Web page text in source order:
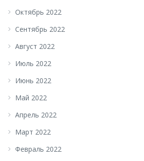
Октябрь 2022
Сентябрь 2022
Август 2022
Июль 2022
Июнь 2022
Май 2022
Апрель 2022
Март 2022
Февраль 2022